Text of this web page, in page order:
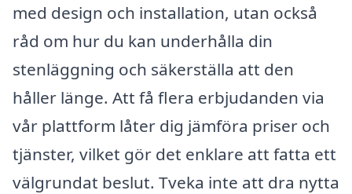
med design och installation, utan också
råd om hur du kan underhålla din
stenläggning och säkerställa att den
håller länge. Att få flera erbjudanden via
vår plattform låter dig jämföra priser och
tjänster, vilket gör det enklare att fatta ett
välgrundat beslut. Tveka inte att dra nytta